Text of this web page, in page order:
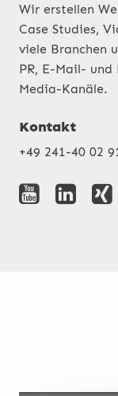
Wir erstellen
Case Studies,
viele Branchen
PR, E-Mail-
Media-Kanäle.
Kontakt
+49 241-40 02